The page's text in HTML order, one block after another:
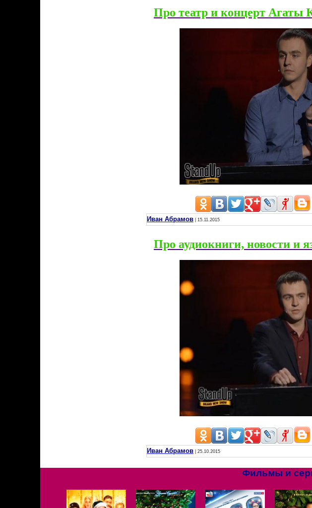
Про театр и концерт Агаты
Иван Абрамов | 15.11.2015
Про аудиокниги, новости и
Иван Абрамов | 25.10.2015
Фильмы и